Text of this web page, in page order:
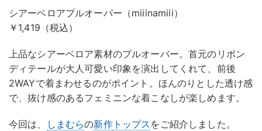
シアーベロアプルオーバー（miiinamiii）
￥1,419（税込）
上品なシアーベロア素材のプルオーバー。首元のリボン
ディテールが大人可愛い印象を演出してくれて、前後
2WAYで着まわせるのがポイント。ほんのりとした透け感
で、抜け感のあるフェミニンな着こなしが楽しめます。
今回は、 しまむらの新作トップス をご紹介しました。